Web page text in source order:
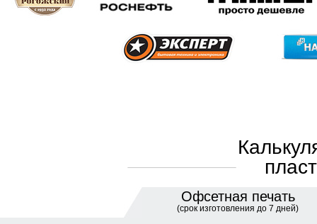
Офсетная печать
(срок изготовления до 7 дней)